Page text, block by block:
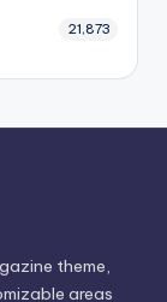
21,873
theme,
areas